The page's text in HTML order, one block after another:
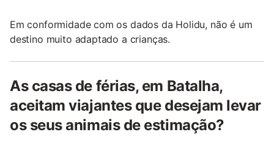
Em conformidade com os dados da Holidu, não é um
destino muito adaptado a crianças.
As casas de férias, em Batalha,
aceitam viajantes que desejam levar
os seus animais de estimação?